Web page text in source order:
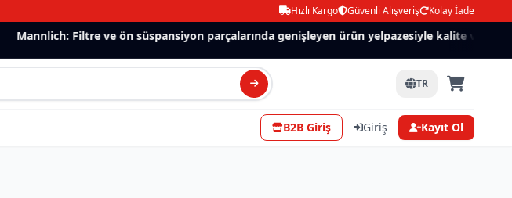
Hızlı Kargo Güvenli Alışveriş Kolay İade
Mannlich: Filtre ve ön süspansiyon parçalarında genişleyen ürün yelpazesiyle kalite ve güven.
TR
B2B Giriş Giriş Kayıt Ol